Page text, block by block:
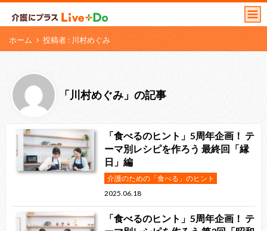
ホーム 投稿者 : 川村めぐみ
「川村めぐみ」の記事
「⾷べるのヒント」5周年企画！ テ
ーマ別レシピを作ろう 最終回「縁
日」編
介護のための「食べる」のヒント
2025.06.18
「⾷べるのヒント」5周年企画！ テ